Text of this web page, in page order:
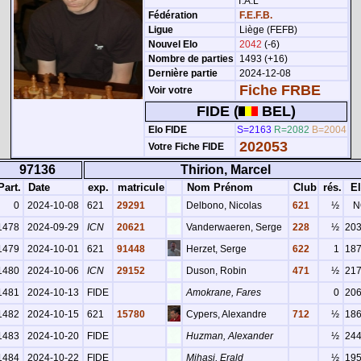
Fédération
F.E.F.B.
Ligue
Liège (FEFB)
Nouvel Elo
2042 (-6)
Nombre de parties
1493 (+16)
Dernière partie
2024-12-08
Voir votre
Fiche FRBE
FIDE (
BEL)
Elo FIDE S=2163 R=2082 B=2004
Votre Fiche FIDE
202053
97136 Thirion, Marcel
Date exp. matricule Nom Prénom Club rés.
0 2024-10-08 621 29291 Delbono, Nicolas 621 ½
2024-09-29 ICN 20621 Vanderwaeren, Serge 228 ½
2024-10-01 621 91448 Herzet, Serge 622 1
2024-10-06 ICN 29152 Duson, Robin 471 ½
2024-10-13 FIDE Amokrane, Fares 0
2024-10-15 621 15780 Cypers, Alexandre 712 ½
2024-10-20 FIDE Huzman, Alexander ½
2024-10-22 FIDE Mihasi, Erald ½